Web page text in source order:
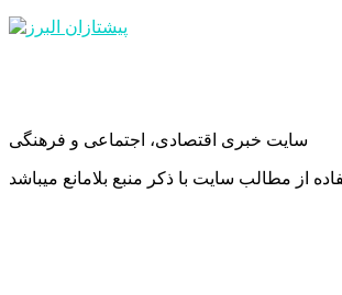
سایت خبری اقتصادی، اجتماعی و فرهنگی